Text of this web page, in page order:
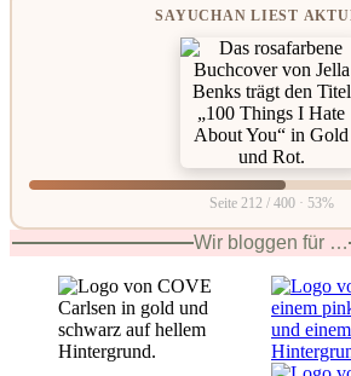
SAYUCHAN LIEST
Seite 212 / 400 · 53%
Wir bloggen für …